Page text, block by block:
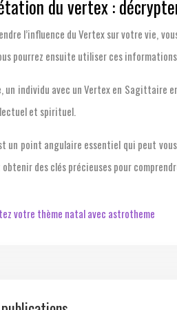
du vertex :
l’influence du Vertex sur votre vie,
pourrez ensuite utiliser ces
un individu avec un Vertex en Sagittaire
et spirituel.
un point angulaire essentiel qui peut
obtenir des clés précieuses pour
votre thème natal avec astrotheme